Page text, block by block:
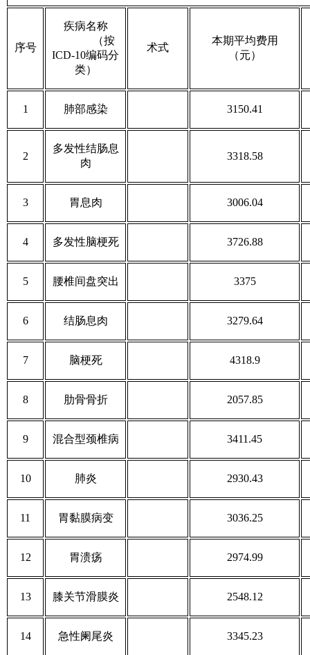
序号
疾病名称
（按
ICD-10编码分
类）
术式
本期平均费用
（元）
1 肺部感染 3150.41
2
多发性结肠息
肉
3318.58
3 胃息肉 3006.04
4 多发性脑梗死 3726.88
5 腰椎间盘突出 3375
6 结肠息肉 3279.64
7 脑梗死 4318.9
8 肋骨骨折 2057.85
9 混合型颈椎病 3411.45
10 肺炎 2930.43
11 胃黏膜病变 3036.25
12 胃溃疡 2974.99
13 膝关节滑膜炎 2548.12
14 急性阑尾炎 3345.23